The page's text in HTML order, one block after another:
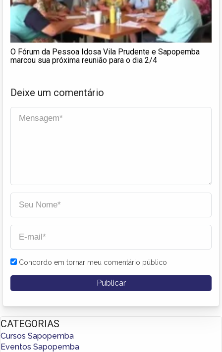
O Fórum da Pessoa Idosa Vila Prudente e Sapopemba
marcou sua próxima reunião para o dia 2/4
Deixe um comentário
Concordo em tornar meu comentário público
CATEGORIAS
Cursos Sapopemba
Eventos Sapopemba